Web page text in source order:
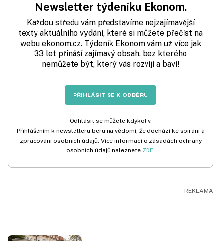
Newsletter týdeníku Ekonom.
Každou středu vám představíme nejzajímavější
texty aktuálního vydání, které si můžete přečíst na
webu ekonom.cz. Týdeník Ekonom vám už více jak
33 let přináší zajímavý obsah, bez kterého
nemůžete být, který vás rozvíjí a baví!
PŘIHLÁSIT SE K ODBĚRU
Odhlásit se můžete kdykoliv.
Přihlášením k newsletteru beru na vědomí, že dochází ke sbírání a
zpracování osobních údajů. Více informací o zásadách ochrany
osobních údajů naleznete ZDE.